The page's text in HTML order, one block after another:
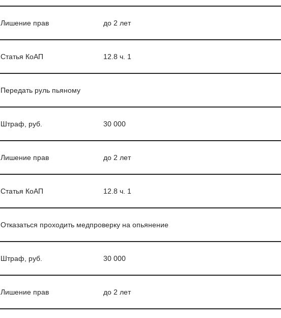
Лишение прав до 2 лет
Статья КоАП 12.8 ч. 1
Передать руль пьяному
Штраф, руб. 30 000
Лишение прав до 2 лет
Статья КоАП 12.8 ч. 1
Отказаться проходить медпроверку на опьянение
Штраф, руб. 30 000
Лишение прав до 2 лет